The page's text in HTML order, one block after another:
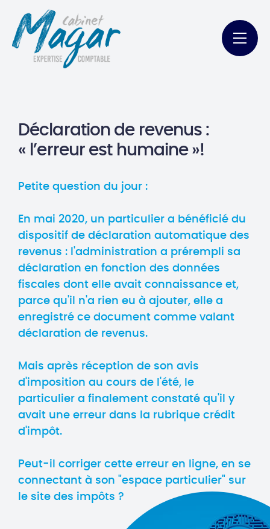
Déclaration de revenus :
« l’erreur est humaine »!
Petite question du jour :
En mai 2020, un particulier a bénéficié du
dispositif de déclaration automatique des
revenus : l'administration a prérempli sa
déclaration en fonction des données
fiscales dont elle avait connaissance et,
parce qu'il n'a rien eu à ajouter, elle a
enregistré ce document comme valant
déclaration de revenus.
Mais après réception de son avis
d'imposition au cours de l'été, le
particulier a finalement constaté qu'il y
avait une erreur dans la rubrique crédit
d'impôt.
Peut-il corriger cette erreur en ligne, en se
connectant à son "espace particulier" sur
le site des impôts ?